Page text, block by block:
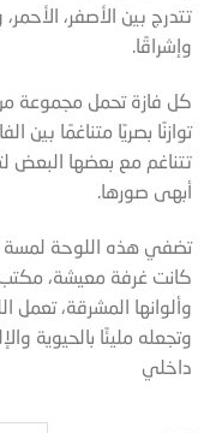
تتدرج بين الأصفر،
وإشراقًا.
كل فازة تحمل مجموعة من
توازنًا بصريًا متناغمًا بين
تتناغم مع بعضها البعض
أبهى صورها.
تضفي هذه اللوحة لمسة
كانت غرفة معيشة،
وألوانها المشرقة، تعمل
وتجعله مليئًا بالحيوية
داخلي